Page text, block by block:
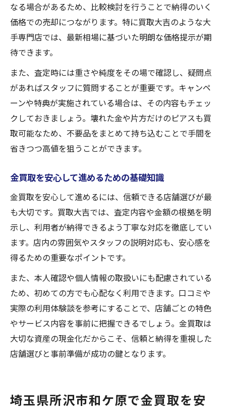
なる場合があるため、比較検討を行うことで納得のいく
価格での売却につながります。特に買取大吉のような大
手専門店では、最新相場に基づいた明朗な価格提示が期
待できます。
また、査定時には重さや純度をその場で確認し、疑問点
があればスタッフに質問することが重要です。キャンペ
ーンや特典が実施されている場合は、その内容もチェッ
クしておきましょう。壊れた金や片方だけのピアスも買
取可能なため、不要品をまとめて持ち込むことで手間を
省きつつ高値を狙うことができます。
金買取を安心して進めるための基礎知識
金買取を安心して進めるには、信頼できる店舗選びが最
も大切です。買取大吉では、査定内容や金額の根拠を明
示し、利用者が納得できるよう丁寧な対応を徹底してい
ます。店内の雰囲気やスタッフの説明対応も、安心感を
得るための重要なポイントです。
また、本人確認や個人情報の取扱いにも配慮されている
ため、初めての方でも心配なく利用できます。口コミや
実際の利用体験談を参考にすることで、店舗ごとの特色
やサービス内容を事前に把握できるでしょう。金買取は
大切な資産の現金化だからこそ、信頼と納得を重視した
店舗選びと事前準備が成功の鍵となります。
埼玉県所沢市和ケ原で金買取を安